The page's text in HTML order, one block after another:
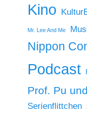
Kino
Mr. Lee And Me
Nippon
Podcast
Prof. Pu
Serienflittchen